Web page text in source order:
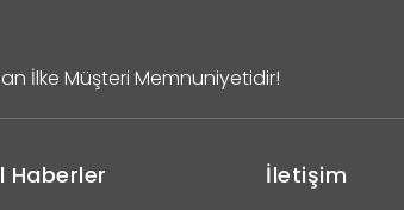
İlke Müşteri Memnuniyetidir!
Haberler İletişim